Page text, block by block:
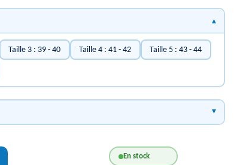
Taille 3 : 39 - 40 Taille 4 : 41 - 42 Taille 5 : 43 - 44
En stock